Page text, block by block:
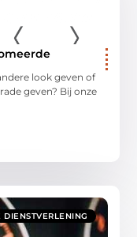
look geven of
geven? Bij onze
DIENSTVERLENING